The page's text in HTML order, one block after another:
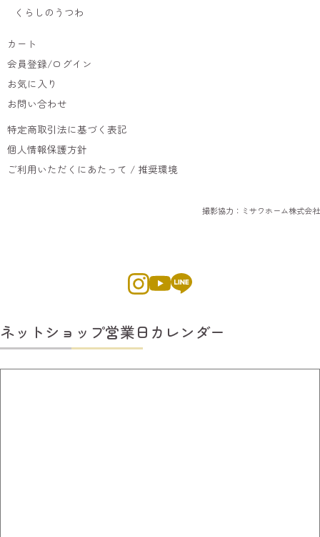
くらしのうつわ
カート
会員登録/ログイン
お気に入り
お問い合わせ
特定商取引法に基づく表記
個人情報保護方針
ご利用いただくにあたって / 推奨環境
撮影協力：ミサワホーム株式会社
ネットショップ営業日カレンダー